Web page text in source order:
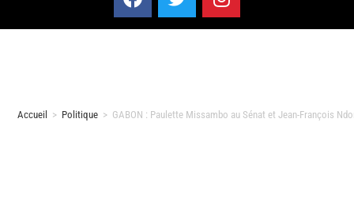
Accueil > Politique > GABON : Paulette Missambo au Sénat et Jean-François